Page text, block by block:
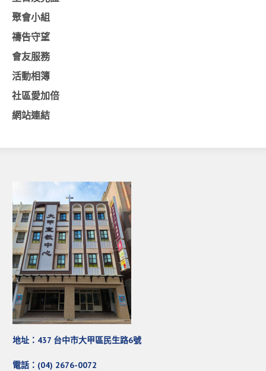
基督教論壇報
豐盛國際事工 – AIM
作伙來聽上帝的話
聚會小組
禱告守望
會友服務
活動相簿
社區愛加倍
網站連結
地址：437 台中市大甲區民生路6號
電話：(04) 2676-0072